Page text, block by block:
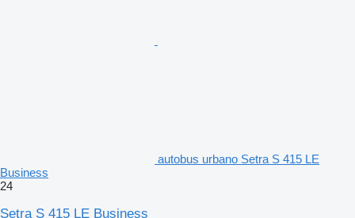
autobus urbano Setra S 415 LE
Business
24
Setra S 415 LE Business